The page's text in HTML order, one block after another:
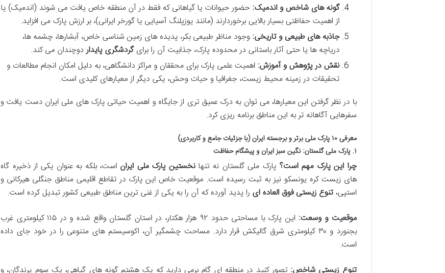
گونه های شاخص و اندمیک: حضور حیوانات یا گیاهانی که فقط در آن منطقه خاص یافت می شوند (اندمیک) یا
از اهمیت حفاظتی بسیار بالایی برخوردارند (مانند یوزپلنگ آسیایی یا گورخر ایرانی)، بر ارزش پارک می افزاید.
جاذبه های طبیعی و تاریخی: وجود مناظر طبیعی بکر، پدیده های زمین شناسی خاص، آبشارها، چشمه ها،
دریاچه ها یا حتی آثار باستانی در محدوده پارک، جذابیت آن را برایگردشگری پایداردوچندان می کند.
نقش در پژوهش و آموزش: اهمیت علمی پارک برای محققان و مراکز دانشگاهی، به دلیل امکان انجام مطالعات و
تحقیقات در زمینه محیط زیست، جغرافیا و حیات وحش، یکی دیگر از معیارهای کلیدی است.
با در نظر گرفتن این معیارها، می توان به درک عمیق تری از جایگاه و اهمیت حیاتی پارک های ملی ایران دست یافت و
سفرهایی آگاهانه تر به این مناطق برنامه ریزی کرد.
معرفی ۱۰ پارک ملی برتر و برجسته ایران (با جزئیات جامع و کاربردی)
۱. پارک ملی گلستان: نگین سبز ایران و پیشگام حفاظت
چرا این پارک مهم است؟ پارک ملی گلستان نه تنهانخستین پارک ملی ایران است، بلکه به عنوان یکی از ذخیره گاه
های زیست کره یونسکو نیز به ثبت رسیده است. موقعیت خاص این پارک در تقاطع اقلیمی مناطق جنگلی هیرکانی و
استپی،تنوع زیستی فوق العاده ای را پدید آورده که آن را به یکی از غنی ترین مناطق طبیعی کشور تبدیل کرده است.
موقعیت و وسعت:
این پارک با مساحتی حدود ۹۲ هزار هکتار، در استان گلستان واقع شده و در ۱۱۵ کیلومتری غرب
بجنورد و ۳۰ کیلومتری شرق گالیکش قرار دارد. مساحت چشمگیر آن، اکوسیستم های متنوعی را در خود جای داده
است.